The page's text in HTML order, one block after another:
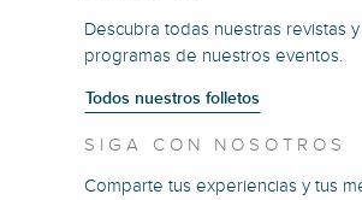
Descubra todas nuestras revistas
programas de nuestros eventos.
Todos nuestros folletos
SIGA CON NOSOTROS
Comparte tus experiencias y tus